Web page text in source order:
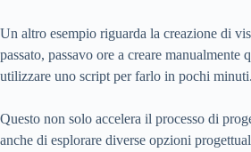
Un altro esempio riguarda la creazione di
passato, passavo ore a creare manualmente
utilizzare uno script per farlo in pochi minuti.
Questo non solo accelera il processo di
anche di esplorare diverse opzioni